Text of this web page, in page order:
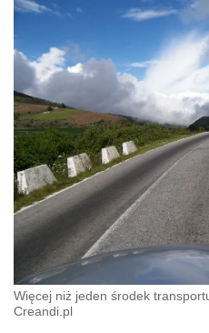
Więcej niż jeden środek
Creandi.pl